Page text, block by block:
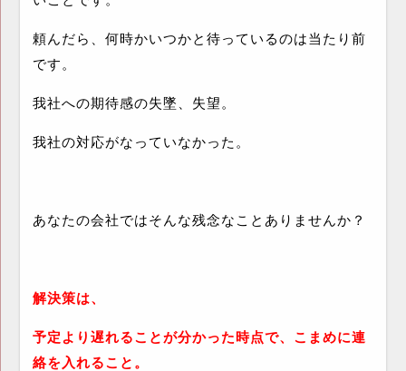
頼んだら、何時かいつかと待っているのは当たり前
です。
我社への期待感の失墜、失望。
我社の対応がなっていなかった。
あなたの会社ではそんな残念なことありませんか？
解決策は、
予定より遅れることが分かった時点で、こまめに連
絡を入れること。